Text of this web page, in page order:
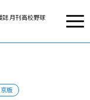
月刊高校野球
版